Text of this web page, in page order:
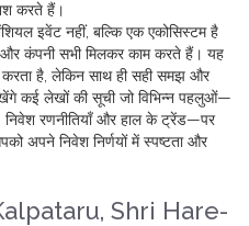
करते हैं।
इवेंट नहीं, बल्कि एक एकोसिस्टम है
कंपनी सभी मिलकर काम करते हैं। यह
है, लेकिन साथ ही सही समझ और
कई लेखों की सूची जो विभिन्न पहलुओं—
निवेश रणनीतियाँ और हाल के ट्रेंड—पर
अपने निवेश निर्णयों में स्पष्टता और
Shri Hare-